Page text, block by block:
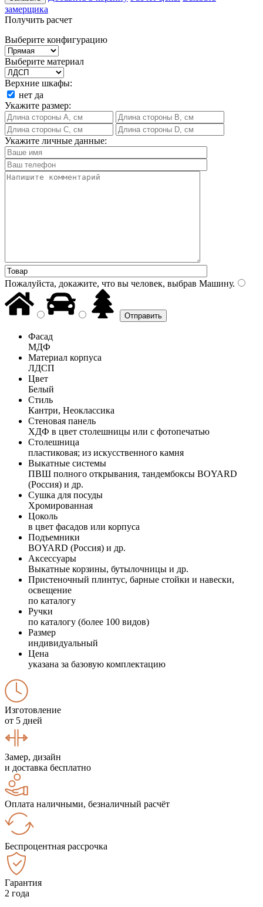
замерщика
Получить расчет
Выберите конфигурацию
Выберите материал
Верхние шкафы:
нет да
Укажите размер:
Укажите личные данные:
Пожалуйста, докажите, что вы человек, выбрав Машину.
Фасад
МДФ
Материал корпуса
ЛДСП
Цвет
Белый
Стиль
Кантри, Неоклассика
Стеновая панель
ХДФ в цвет столешницы или с фотопечатью
Столешница
пластиковая; из искусственного камня
Выкатные системы
ПВШ полного открывания, тандембоксы BOYARD
(Россия) и др.
Сушка для посуды
Хромированная
Цоколь
в цвет фасадов или корпуса
Подъемники
BOYARD (Россия) и др.
Аксессуары
Выкатные корзины, бутылочницы и др.
Пристеночный плинтус, барные стойки и навески,
освещение
по каталогу
Ручки
по каталогу (более 100 видов)
Размер
индивидуальный
Цена
указана за базовую комплектацию
Изготовление
от 5 дней
Замер, дизайн
и доставка бесплатно
Оплата наличными, безналичный расчёт
Беспроцентная рассрочка
Гарантия
2 года